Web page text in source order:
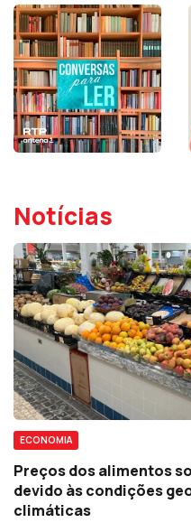
Notícias
ECONOMIA
Preços dos alimentos
devido às condições
climáticas